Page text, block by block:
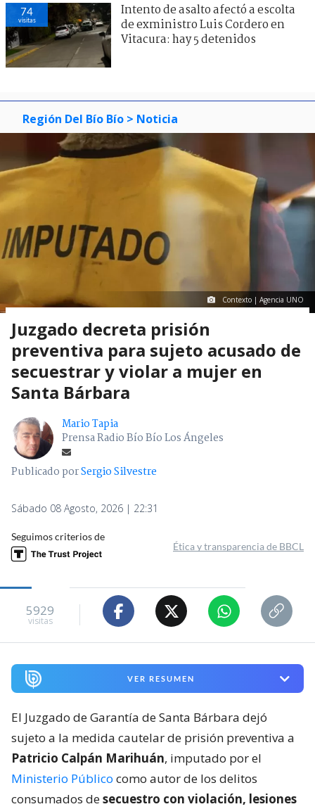
74
visitas
Intento de asalto afectó a escolta
de exministro Luis Cordero en
Vitacura: hay 5 detenidos
Región Del Bío Bío > Noticia
Contexto | Agencia UNO
Juzgado decreta prisión
preventiva para sujeto acusado de
secuestrar y violar a mujer en
Santa Bárbara
Mario Tapia
Prensa Radio Bío Bío Los Ángeles
Publicado porSergio Silvestre
Sábado 08 Agosto, 2026 | 22:31
Seguimos criterios de
Ética y transparencia de BBCL
5929
visitas
VER RESUMEN
El Juzgado de Garantía de Santa Bárbara dejó
sujeto a la medida cautelar de prisión preventiva a
Patricio Calpán Marihuán, imputado por el
Ministerio Público como autor de los delitos
consumados desecuestro con violación, lesiones